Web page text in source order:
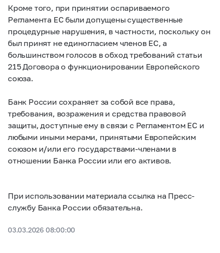
Кроме того, при принятии оспариваемого
Регламента ЕС были допущены существенные
процедурные нарушения, в частности, поскольку он
был принят не единогласием членов ЕС, а
большинством голосов в обход требований статьи
215 Договора о функционировании Европейского
союза.
Банк России сохраняет за собой все права,
требования, возражения и средства правовой
защиты, доступные ему в связи с Регламентом ЕС и
любыми иными мерами, принятыми Европейским
союзом и/или его государствами-членами в
отношении Банка России или его активов.
При использовании материала ссылка на Пресс-
службу Банка России обязательна.
03.03.2026 08:00:00